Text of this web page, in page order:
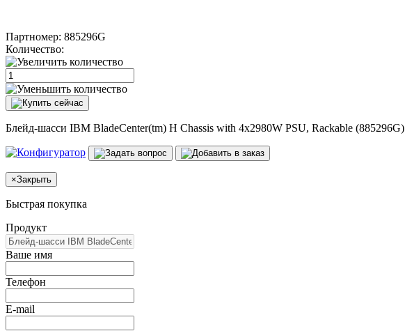
Партномер: 885296G
Количество:
Блейд-шасси IBM BladeCenter(tm) H Chassis with 4x2980W PSU, Rackable (885296G)
×Закрыть
Быстрая покупка
Продукт
Ваше имя
Телефон
E-mail